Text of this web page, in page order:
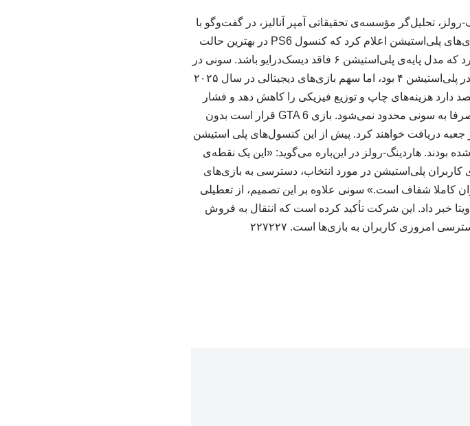
تحلیل‌گر مؤسسه‌ی تحقیقاتی آمپر آنالیز، در گفت‌وگو با
وب‌سایت گیم‌فایل و در واکنش به حذف دیسک فیزیکی بازی‌های پلی‌استیشن اعلام کرد که کنسول PS6 در بهترین حالت
حداقل تا سال ۲۰۲۸ عرضه نمی‌شود. او همچنین پیش‌بینی کرد که مدل پایه‌ی پلی‌استیشن ۶ فاقد دیسک‌درایو باشد. سونی در
سال ۲۰۱۳ شاهد سهم ۱۳ درصدی فروش دیجیتالی بازی‌ها در پلی‌استیشن ۴ بود، اما سهم بازی‌های دیجیتالی در سال ۲۰۲۵
دارد هزینه‌های چاپ و توزیع فیزیکی را کاهش دهد و فشار
مالی بر حاشیه‌ی سود خود را مدیریت کند. تغییر رویکرد صرفا به سونی محدود نمی‌شود. بازی GTA 6 قرار است بدون
دریافت خواهند کرد. پیش از این کنسول‌های پلی‌ استیشن
عرضه شده بودند. هاردینگ-رولز در این‌باره می‌گوید: «این یک نقطه‌ی
پلی‌استیشن در مورد انتخاب، دسترسی به بازی‌های
کاملا شفاف است.» سونی علاوه بر این تصمیم، از تعطیلی
پلی‌استیشن ۳ و پلی‌استیشن ویتا خبر داد. این شرکت تأکید کرده است که انتقال به فروش
امروزی کاربران به بازی‌ها است. ۲۲۷۲۲۷